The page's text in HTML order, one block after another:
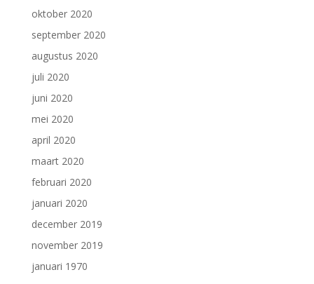
oktober 2020
september 2020
augustus 2020
juli 2020
juni 2020
mei 2020
april 2020
maart 2020
februari 2020
januari 2020
december 2019
november 2019
januari 1970